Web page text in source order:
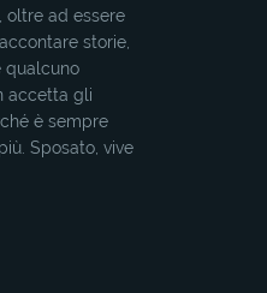
oltre ad essere
storie,
qualcuno
accetta gli
è sempre
Sposato, vive